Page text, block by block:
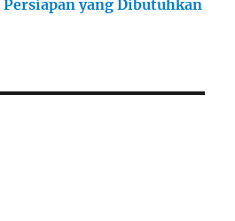
yang Dibutuhkan